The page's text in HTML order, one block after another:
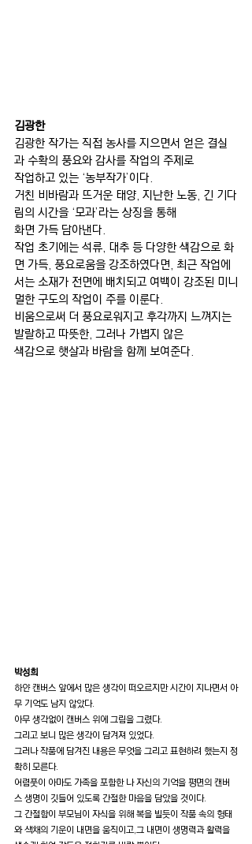
김광한
김광한 작가는 직접 농사를 지으면서 얻은 결실
과 수확의 풍요와 감사를 작업의 주제로
작업하고 있는 ‘농부작가’이다.
거친 비바람과 뜨거운 태양, 지난한 노동, 긴 기다
림의 시간을 ‘모과’라는 상징을 통해
화면 가득 담아낸다.
작업 초기에는 석류, 대추 등 다양한 색감으로 화
면 가득, 풍요로움을 강조하였다면, 최근 작업에
서는 소재가 전면에 배치되고 여백이 강조된 미니
멀한 구도의 작업이 주를 이룬다.
비움으로써 더 풍요로워지고 후각까지 느껴지는
발랄하고 따뜻한, 그러나 가볍지 않은
색감으로 햇살과 바람을 함께 보여준다.
박성희
하얀 캔버스 앞에서 많은 생각이 떠오르지만 시간이 지나면서 아
무 기억도 남지 않았다.
아무 생각없이 캔버스 위에 그림을 그렸다.
그리고 보니 많은 생각이 담겨져 있었다.
그러나 작품에 담겨진 내용은 무엇을 그리고 표현하려 했는지 정
확히 모른다.
어렴풋이 아마도 가족을 포함한 나 자신의 기억을 평면의 캔버
스 생명이 깃들어 있도록 간절한 마음을 담았을 것이다.
그 간절함이 부모님이 자식을 위해 복을 빌듯이 작품 속의 형태
와 색채의 기운이 내면을 움직이고,그 내면이 생명력과 활력을